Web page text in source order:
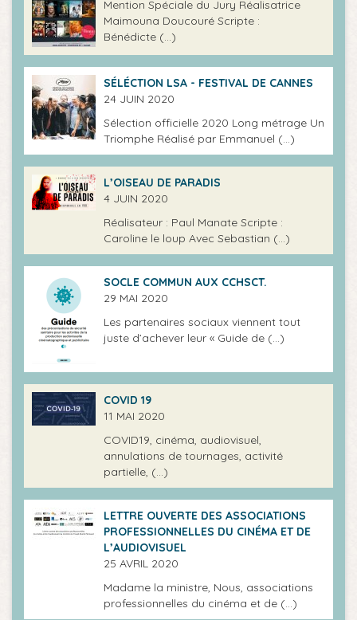
Mention Spéciale du Jury Réalisatrice
Maimouna Doucouré Scripte :
Bénédicte (…)
SÉLÉCTION LSA - FESTIVAL DE CANNES
24 JUIN 2020
Sélection officielle 2020 Long métrage Un
Triomphe Réalisé par Emmanuel (…)
L’OISEAU DE PARADIS
4 JUIN 2020
Réalisateur : Paul Manate Scripte :
Caroline le loup Avec Sebastian (…)
SOCLE COMMUN AUX CCHSCT.
29 MAI 2020
Les partenaires sociaux viennent tout
juste d’achever leur « Guide de (…)
COVID 19
11 MAI 2020
COVID19, cinéma, audiovisuel,
annulations de tournages, activité
partielle, (…)
LETTRE OUVERTE DES ASSOCIATIONS
PROFESSIONNELLES DU CINÉMA ET DE
L’AUDIOVISUEL
25 AVRIL 2020
Madame la ministre, Nous, associations
professionnelles du cinéma et de (…)